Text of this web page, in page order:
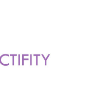
Belanda bernama
adalah untuk
listrik tenaga air
tempat wisata populer
Panenjoan
Beberapa hal
Alam: Dikeli...